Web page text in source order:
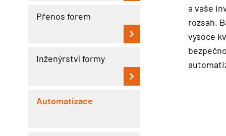
Přenos forem
Inženýrství formy
Automatizace
a vaše
rozsah.
vysoce